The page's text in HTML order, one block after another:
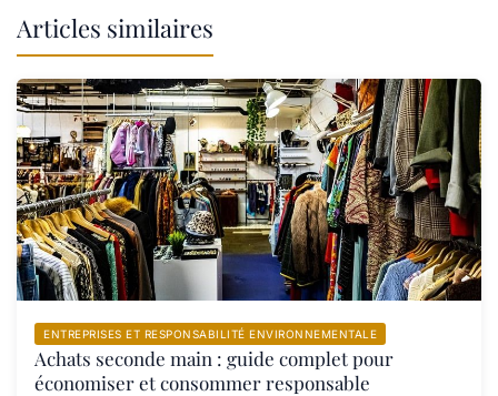
Articles similaires
ENTREPRISES ET RESPONSABILITÉ ENVIRONNEMENTALE
Achats seconde main : guide complet pour
économiser et consommer responsable